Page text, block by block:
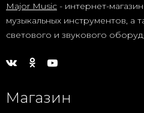
Major Music - интернет-
музыкальных инструментов, а
светового и звукового
Магазин